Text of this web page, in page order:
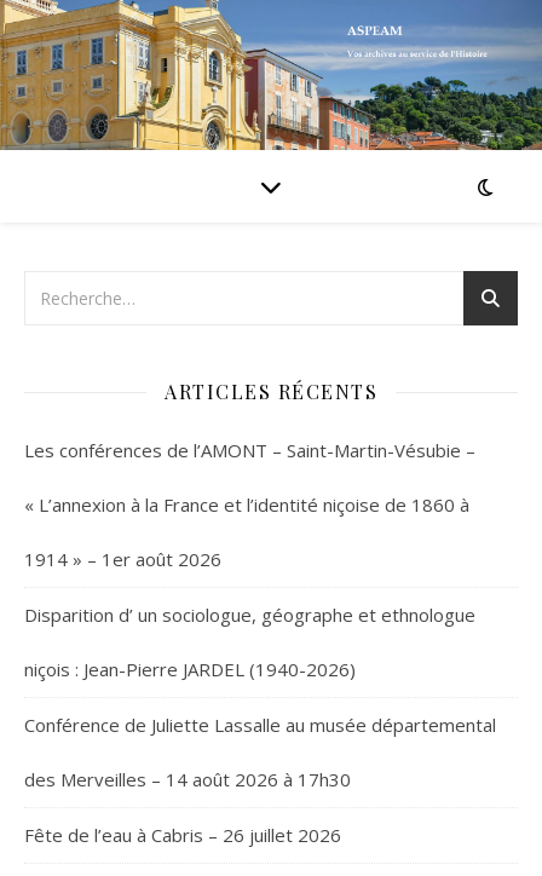
ARTICLES RÉCENTS
Les conférences de l’AMONT – Saint-Martin-Vésubie –
« L’annexion à la France et l’identité niçoise de 1860 à
1914 » – 1er août 2026
Disparition d’ un sociologue, géographe et ethnologue
niçois : Jean-Pierre JARDEL (1940-2026)
Conférence de Juliette Lassalle au musée départemental
des Merveilles – 14 août 2026 à 17h30
Fête de l’eau à Cabris – 26 juillet 2026